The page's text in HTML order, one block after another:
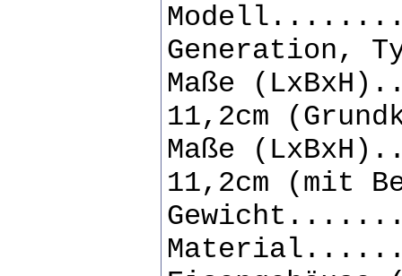
Generation,
Maße
11,2cm
Maße
11,2cm (mit